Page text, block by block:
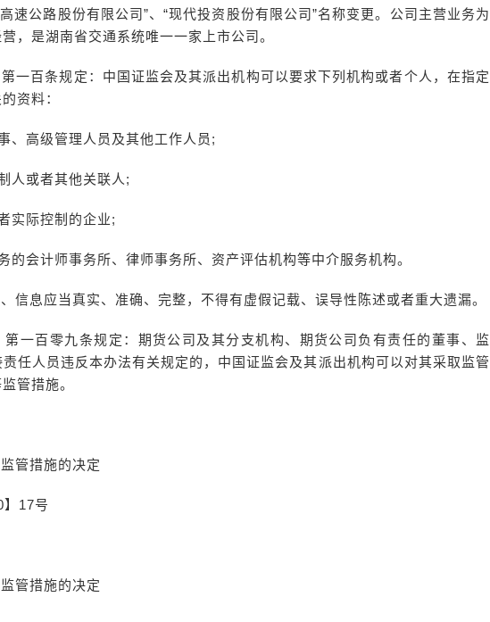
速公路股份有限公司”、“现代投资股份有限公司”名称变更。公司主营业务为
，是湖南省交通系统唯一一家上市公司。
第一百条规定：中国证监会及其派出机构可以要求下列机构或者个人，在指定
资料：
、高级管理人员及其他工作人员;
人或者其他关联人;
实际控制的企业;
的会计师事务所、律师事务所、资产评估机构等中介服务机构。
信息应当真实、准确、完整，不得有虚假记载、误导性陈述或者重大遗漏。
第一百零九条规定：期货公司及其分支机构、期货公司负有责任的董事、监
任人员违反本办法有关规定的，中国证监会及其派出机构可以对其采取监管
管措施。
管措施的决定
17号
管措施的决定